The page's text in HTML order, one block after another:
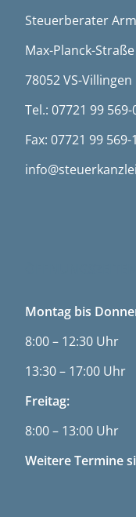
Steuerberater
Max-Planck-
78052 VS-Villingen
Tel.: 07721 99 569-
Fax: 07721 99 569-
Montag bis
8:00 – 12:30 Uhr
13:30 – 17:00 Uhr
Freitag:
8:00 – 13:00 Uhr
Weitere Termine